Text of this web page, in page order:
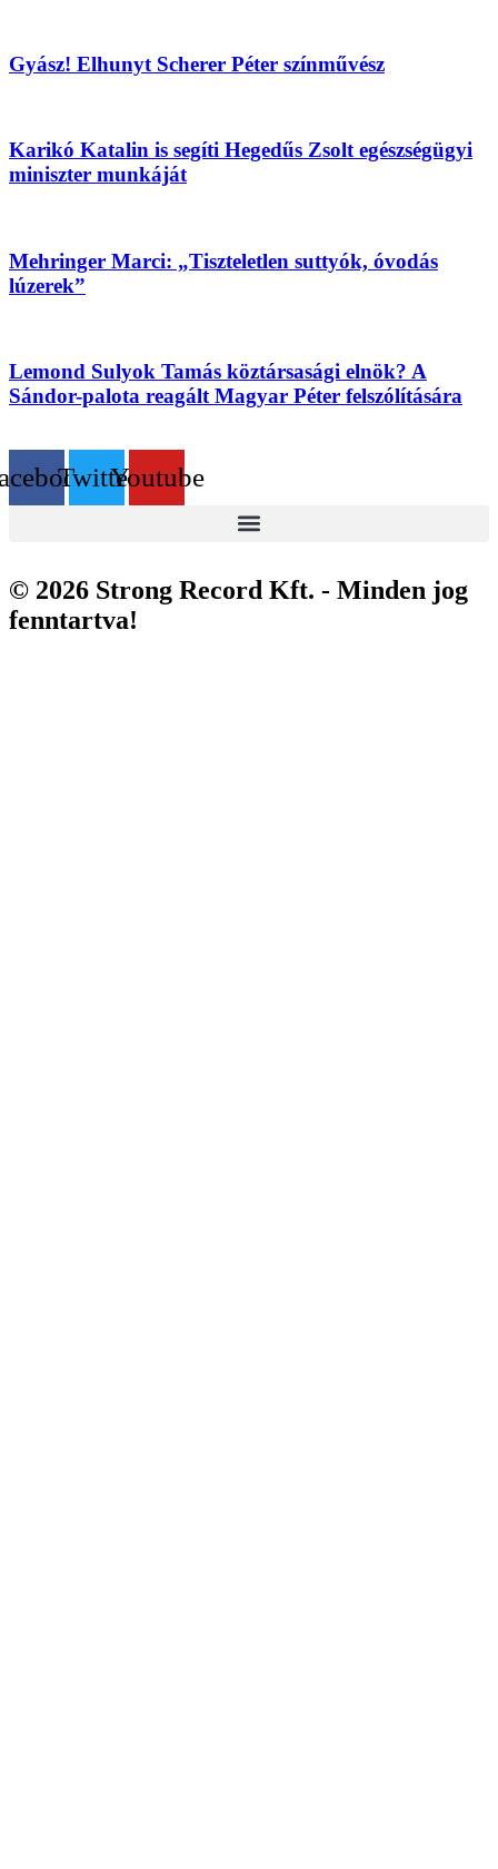
Gyász! Elhunyt Scherer Péter színművész
Karikó Katalin is segíti Hegedűs Zsolt egészségügyi
miniszter munkáját
Mehringer Marci: „Tiszteletlen suttyók, óvodás
lúzerek”
Lemond Sulyok Tamás köztársasági elnök? A
Sándor-palota reagált Magyar Péter felszólítására
TwitterYoutube
© 2026 Strong Record Kft. - Minden jog
fenntartva!